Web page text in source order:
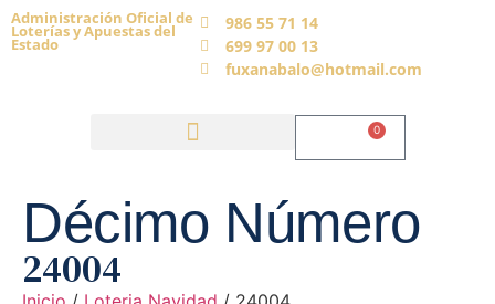
Administración Oficial de
Loterías y Apuestas del
Estado
986 55 71 14
699 97 00 13
fuxanabalo@hotmail.com
0
Décimo Número
24004